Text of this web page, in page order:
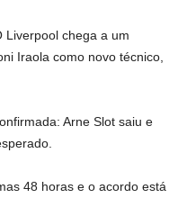
Liverpool chega a um
Iraola como novo técnico,
Arne Slot saiu e
48 horas e o acordo está